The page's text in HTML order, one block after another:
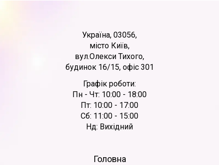
Україна, 03056,
місто Київ,
вул.Олекси Тихого,
будинок 16/15, офіс 301
Графік роботи:
Пн - Чт: 10:00 - 18:00
Пт: 10:00 - 17:00
Сб: 11:00 - 15:00
Нд: Вихідний
Головна